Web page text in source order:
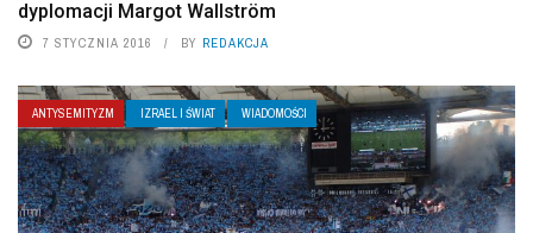
dyplomacji Margot Wallström
7 STYCZNIA 2016 BY REDAKCJA
ANTYSEMITYZM IZRAEL I ŚWIAT WIADOMOŚCI